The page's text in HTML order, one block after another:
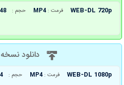
WEB-DL 720p فرمت : MP4 حجم : 148
دانلود
WEB-DL 1080p فرمت : MP4 حجم :